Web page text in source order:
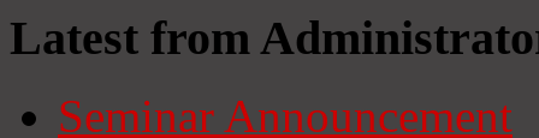
Latest from
Seminar Announcement